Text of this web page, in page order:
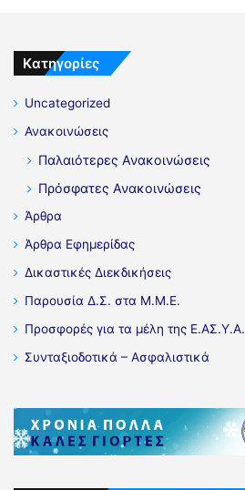
Kατηγορίες
Uncategorized
Ανακοινώσεις
Παλαιότερες Ανακοινώσεις
Πρόσφατες Ανακοινώσεις
Άρθρα
Άρθρα Εφημερίδας
Δικαστικές Διεκδικήσεις
Παρουσία Δ.Σ. στα Μ.Μ.Ε.
Προσφορές για τα μέλη της Ε.ΑΣ.Υ.Α.
Συνταξιοδοτικά – Ασφαλιστικά